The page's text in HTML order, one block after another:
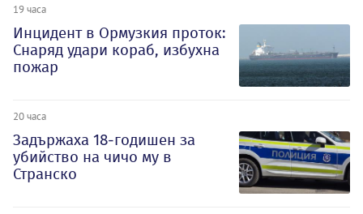
19 часа
Инцидент в Ормузкия проток:
Снаряд удари кораб, избухна
пожар
20 часа
Задържаха 18-годишен за
убийство на чичо му в
Странско